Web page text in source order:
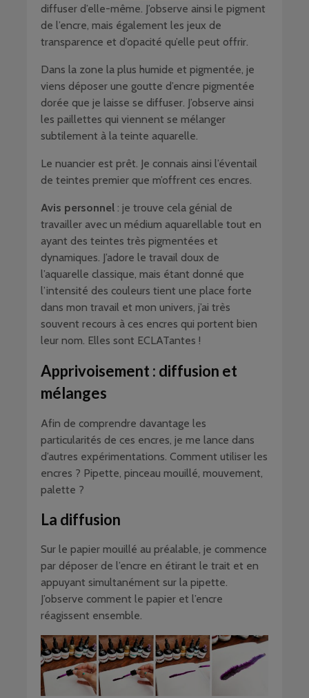
diffuser d’elle-même. J’observe ainsi le pigment
de l’encre, mais également les jeux de
transparence et d’opacité qu’elle peut offrir.
Dans la zone la plus humide et pigmentée, je
viens déposer une goutte d’encre pigmentée
dorée que je laisse se diffuser. J’observe ainsi
les paillettes qui viennent se mélanger
subtilement à la teinte aquarelle.
Le nuancier est prêt. Je connais ainsi l’éventail
de teintes premier que m’offrent ces encres.
Avis personnel : je trouve cela génial de
travailler avec un médium aquarellable tout en
ayant des teintes très pigmentées et
dynamiques. J’adore le travail doux de
l’aquarelle classique, mais étant donné que
l’intensité des couleurs tient une place forte
dans mon travail et mon univers, j’ai très
souvent recours à ces encres qui portent bien
leur nom. Elles sont ECLATantes !
Apprivoisement : diffusion et
mélanges
Afin de comprendre davantage les
particularités de ces encres, je me lance dans
d’autres expérimentations. Comment utiliser les
encres ? Pipette, pinceau mouillé, mouvement,
palette ?
La diffusion
Sur le papier mouillé au préalable, je commence
par déposer de l’encre en étirant le trait et en
appuyant simultanément sur la pipette.
J’observe comment le papier et l’encre
réagissent ensemble.